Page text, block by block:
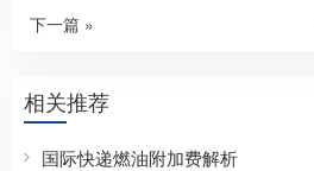
下一篇 »
相关推荐
国际快递燃油附加费解析